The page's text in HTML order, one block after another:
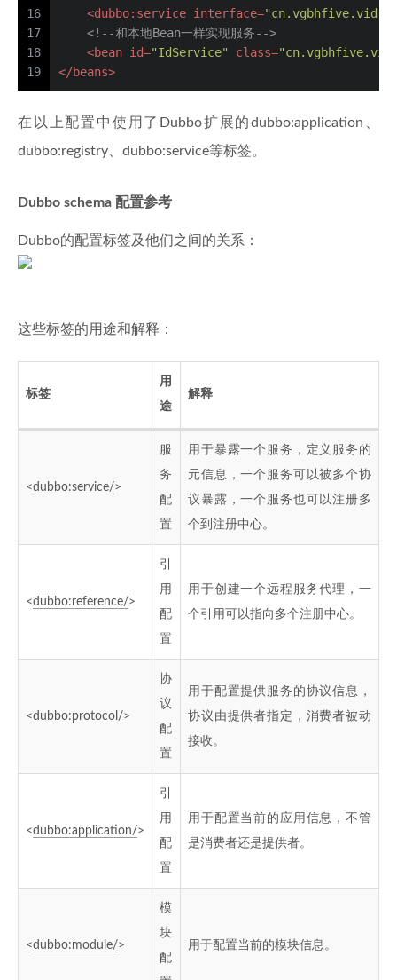
16
17
18
19
<dubbo:service interface=
<!--和本地Bean一样实现服务-->
<bean id="IdService" class=
</beans>
在以上配置中使用了Dubbo扩展的dubbo:application、
dubbo:registry、dubbo:service等标签。
Dubbo schema 配置参考
Dubbo的配置标签及他们之间的关系：
这些标签的用途和解释：
标签
用
途
解释
<dubbo:service/>
服
务
配
置
用于暴露一个服务，定义服务的
元信息，一个服务可以被多个协
议暴露，一个服务也可以注册多
个到注册中心。
<dubbo:reference/>
引
用
配
置
用于创建一个远程服务代理，一
个引用可以指向多个注册中心。
<dubbo:protocol/>
协
议
配
置
用于配置提供服务的协议信息，
协议由提供者指定，消费者被动
接收。
<dubbo:application/>
引
用
配
置
用于配置当前的应用信息，不管
是消费者还是提供者。
<dubbo:module/>
模
块
配
用于配置当前的模块信息。